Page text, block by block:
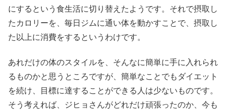
にするという食生活に切り替えたようです。それで摂取し
たカロリーを、毎日ジムに通い体を動かすことで、摂取し
た以上に消費をするというわけです。
あれだけの体のスタイルを、そんなに簡単に手に入れられ
るものかと思うところですが、簡単なことでもダイエット
を続け、目標に達することができる人は少ないものです。
そう考えれば、ジヒョさんがどれだけ頑張ったのか、今も